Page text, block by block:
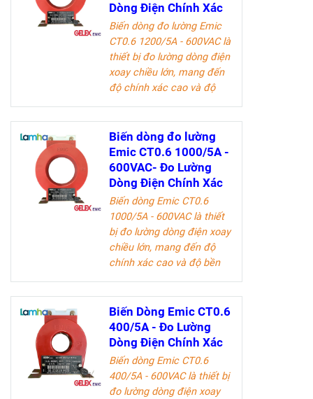
Dòng Điện Chính Xác
Biến dòng đo lường Emic
CT0.6 1200/5A - 600VAClà
thiết bị đo lường dòng điện
xoay chiều lớn, mang đến
độ chính xác cao và độ
tưởng cho các kỹ sư điện
và doanh nghiệp trong
ngành công nghiệp điện.
Tài liệu kỹ thuật
Biến dòng đo lường
Emic CT0.6 1000/5A -
600VAC- Đo Lường
Dòng Điện Chính Xác
Biến dòng Emic CT0.6
1000/5A - 600VAC là thiết
bị đo lường dòng điện xoay
chiều lớn, mang đến độ
chính xác cao và độ bền
tưởng cho các kỹ sư điện
và doanh nghiệp trong
ngành công nghiệp điện.
Tài liệu kỹ thuật
Biến Dòng Emic CT0.6
400/5A - Đo Lường
Dòng Điện Chính Xác
Biến dòng Emic CT0.6
400/5A - 600VAC là thiết bị
đo lường dòng điện xoay